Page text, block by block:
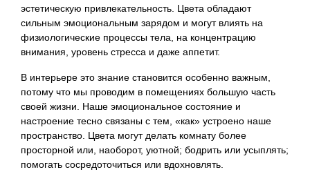
эстетическую привлекательность. Цвета обладают
сильным эмоциональным зарядом и могут влиять на
физиологические процессы тела, на концентрацию
внимания, уровень стресса и даже аппетит.
В интерьере это знание становится особенно важным,
потому что мы проводим в помещениях большую часть
своей жизни. Наше эмоциональное состояние и
настроение тесно связаны с тем, «как» устроено наше
пространство. Цвета могут делать комнату более
просторной или, наоборот, уютной; бодрить или усыплять;
помогать сосредоточиться или вдохновлять.